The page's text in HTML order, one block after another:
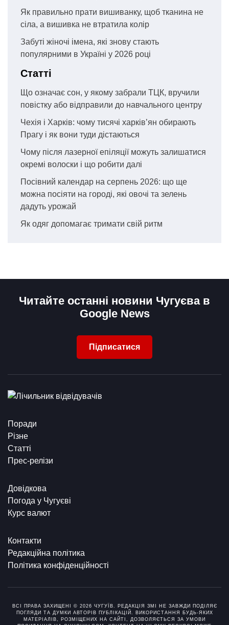
Як правильно прати вишиванку, щоб тканина не
сіла, а вишивка не втратила колір
Забуті жіночі імена, які знову стають
популярними в Україні у 2026 році
Статті
Що означає сон, у якому забрали ТЦК, вручили
повістку або відправили до навчального центру
Чехія і Харків: чому тисячі харків’ян обирають
Прагу і як вони туди дістаються
Чому після лазерної епіляції можуть залишатися
окремі волоски і що робити далі
Посівний календар на серпень 2026: що ще
можна посіяти на городі, які овочі та зелень
дадуть урожай
Як одяг допомагає тримати свій ритм
Читайте останні новини Чугуєва в
Google News
Підписатися
Поради
Різне
Статті
Прес-релізи
Довідкова
Погода у Чугуєві
Курс валют
Контакти
Редакційна політика
Політика конфіденційності
ВСІ ПРАВА ЗАХИЩЕНІ © 2026 ЧУГУЇВ. РЕДАКЦІЯ ЗМІ НЕ ЗАВЖДИ ПОДІЛЯЄ
ПОГЛЯДИ ТА ДУМКИ АВТОРІВ ПУБЛІКАЦІЙ. ВИКОРИСТАННЯ БУДЬ-ЯКИХ
МАТЕРІАЛІВ, РОЗМІЩЕНИХ НА САЙТІ, ДОЗВОЛЯЄТЬСЯ ЗА УМОВИ